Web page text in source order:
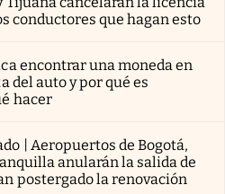
conductores que hagan esto
encontrar una moneda en
del auto y por qué es
hacer
| Aeropuertos de Bogotá,
anularán la salida de
postergado la renovación